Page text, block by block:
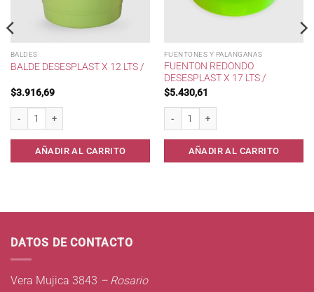
BALDES
BALDE DESESPLAST X 12 LTS /
$3.916,69
Balde Desesplast x 12 lts / cantidad
AÑADIR AL CARRITO
FUENTONES Y PALANGANAS
FUENTON REDONDO
DESESPLAST X 17 LTS /
$5.430,61
Fuenton redondo Desesplast x 17 lts /
AÑADIR AL CARRITO
cantidad
DATOS DE CONTACTO
Vera Mujica 3843 – Rosario